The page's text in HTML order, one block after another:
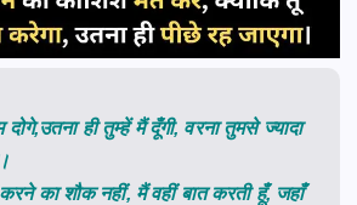
ही तुम्हें मैं दूँगी, वरना तुमसे ज्यादा
का शौक नहीं, मैं वहीं बात करती हूँ, जहाँ